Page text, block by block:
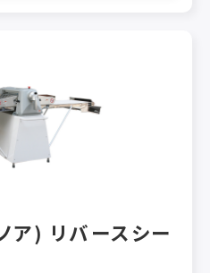
を調節することで様々な
ェーキング・
されたチョコレートの脱
時に、モールドのデザ
ーミン
レートに絶対不可欠なシ
薄く、均一な厚さのシ
) リバースシー